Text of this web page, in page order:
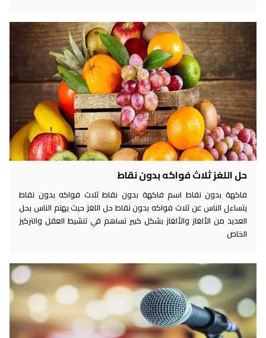
حل اللغز ثلاث فواكه بدون نقاط
فاكهة بدون نقاط اسم فاكهة بدون نقاط ثلاث فواكه بدون نقاط
يتساءل الناس عن ثلاث فواكه بدون نقاط حل اللغز حيث يهتم الناس بحل
العديد من الألغاز والألغاز بشكل كبير تساهم في تنشيط العقل والتركيز
الخاص